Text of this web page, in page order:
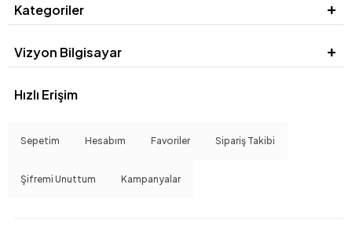
Kategoriler
Vizyon Bilgisayar
Hızlı Erişim
Sepetim Hesabım Favoriler Sipariş Takibi
Şifremi Unuttum Kampanyalar